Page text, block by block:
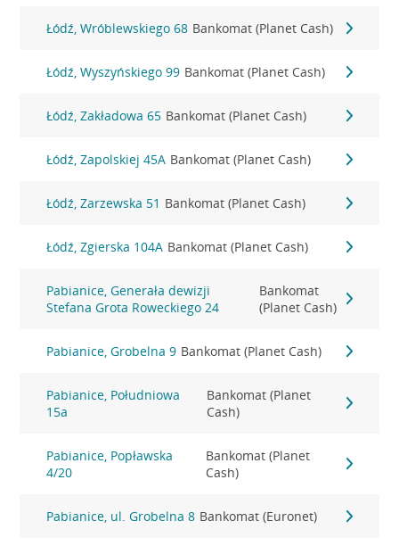
Łódź, Wróblewskiego 68 Bankomat (Planet Cash)
Łódź, Wyszyńskiego 99 Bankomat (Planet Cash)
Łódź, Zakładowa 65 Bankomat (Planet Cash)
Łódź, Zapolskiej 45A Bankomat (Planet Cash)
Łódź, Zarzewska 51 Bankomat (Planet Cash)
Łódź, Zgierska 104A Bankomat (Planet Cash)
Pabianice, Generała dewizji
Stefana Grota Roweckiego 24
Bankomat
(Planet Cash)
Pabianice, Grobelna 9 Bankomat (Planet Cash)
Pabianice, Południowa
15a
Bankomat (Planet
Cash)
Pabianice, Popławska
4/20
Bankomat (Planet
Cash)
Pabianice, ul. Grobelna 8 Bankomat (Euronet)